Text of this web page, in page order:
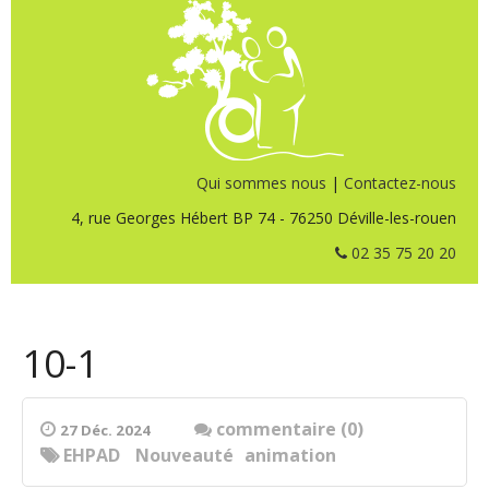
Qui sommes nous | Contactez-nous
4, rue Georges Hébert BP 74 - 76250 Déville-les-rouen
02 35 75 20 20
10-1
27 Déc. 2024
commentaire (0)
animation
EHPAD Nouveauté